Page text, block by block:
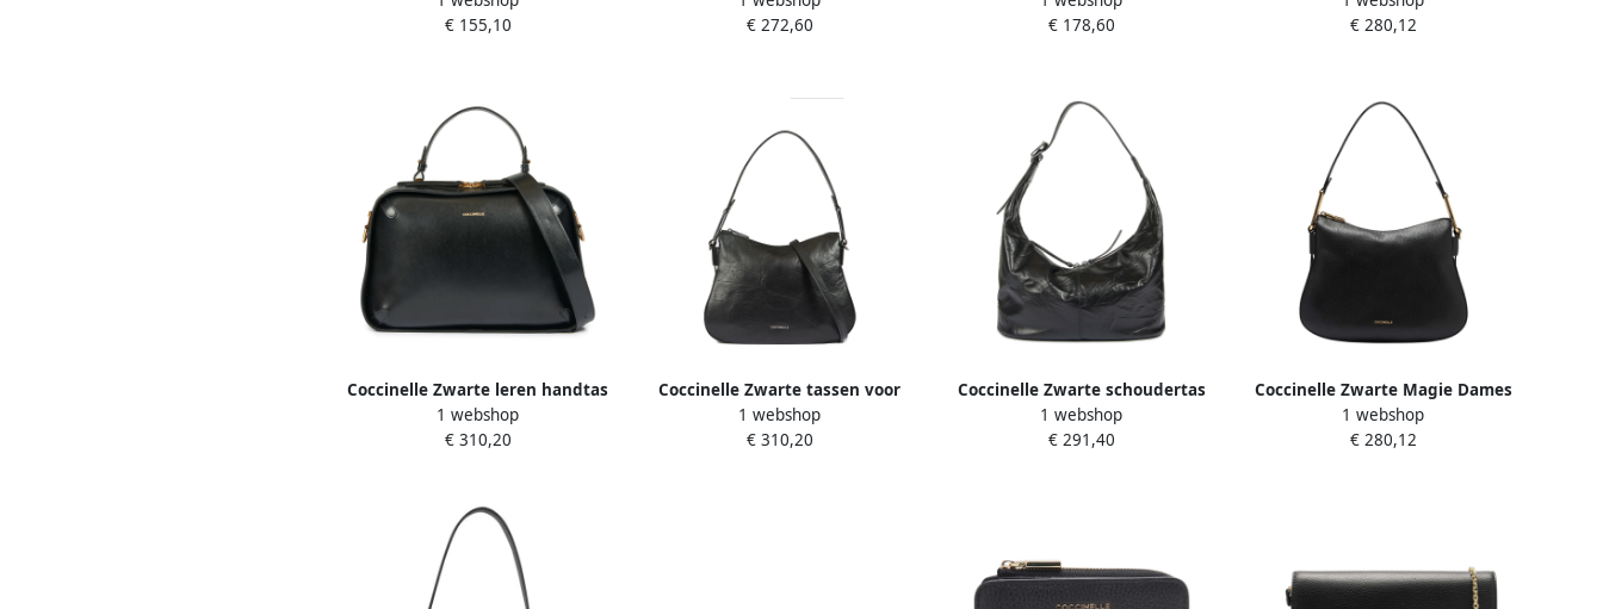
€ 155,10
sluiting Black Dames
€ 272,60
magneetsluiting Black Dames
€ 178,60
Dames
€ 280,12
Coccinelle Zwarte leren handtas
met ritssluiting Black Dames
1 webshop
€ 310,20
Coccinelle Zwarte tassen voor
een stijlvolle uitstraling Black
Dames
1 webshop
€ 310,20
Coccinelle Zwarte schoudertas
met ritssluiting Black Dames
1 webshop
€ 291,40
Coccinelle Zwarte Magie Dames
Leren Tas Black Dames
1 webshop
€ 280,12